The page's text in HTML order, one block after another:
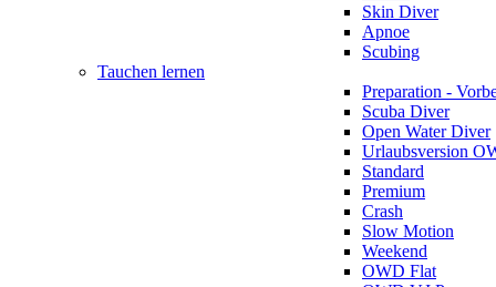
Skin Diver
Apnoe
Scubing
Tauchen lernen
Preparation -
Scuba Diver
Open Water Diver
Urlaubsversion
Standard
Premium
Crash
Slow Motion
Weekend
OWD Flat